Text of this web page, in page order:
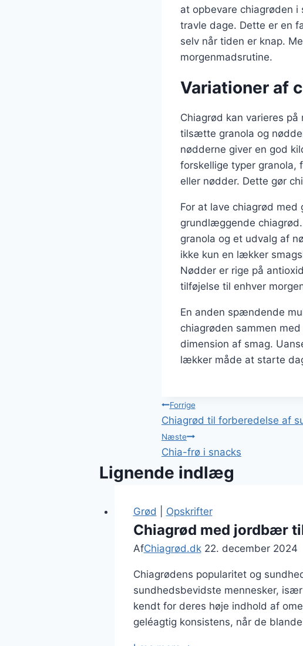
at opbevare chiagrøden
travle dage. Dette er en
selv når tiden er knap.
morgenmadsrutine.
Variationer af
Chiagrød kan varieres
tilsætte granola og
nødderne giver en god
forskellige typer granola,
eller nødder. Dette gør
For at lave chiagrød
grundlæggende
granola og et udvalg af
ikke kun en lækker
Nødder er rige på
tilføjelse til enhver
En anden spændende
chiagrøden sammen
dimension af smag.
lækker måde at starte
Indlægsnavigation
Forrige
Chiagrød til forberedelse af
Næste
Chia-frø i snacks
Lignende indlæg
Grød Opskrifter
Chiagrød med jordbær
AfChiagrød.dk 22. december 2024
Chiagrødens popularitet og
sundhedsbevidste mennesker,
kendt for deres høje indhold af
geléagtig konsistens, når de